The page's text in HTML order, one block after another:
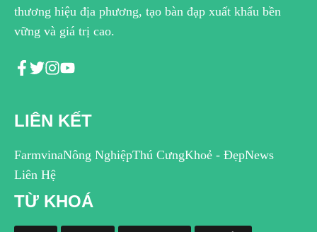
thương hiệu địa phương, tạo bàn đạp xuất khẩu bền
vững và giá trị cao.
LIÊN KẾT
FarmvinaNông NghiệpThú CưngKhoẻ - ĐẹpNews
Liên Hệ
TỪ KHOÁ